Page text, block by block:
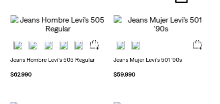
Jeans Hombre Levi's 505 Regular
$62.990
Jeans Mujer Levi's 501 '90s
$59.990